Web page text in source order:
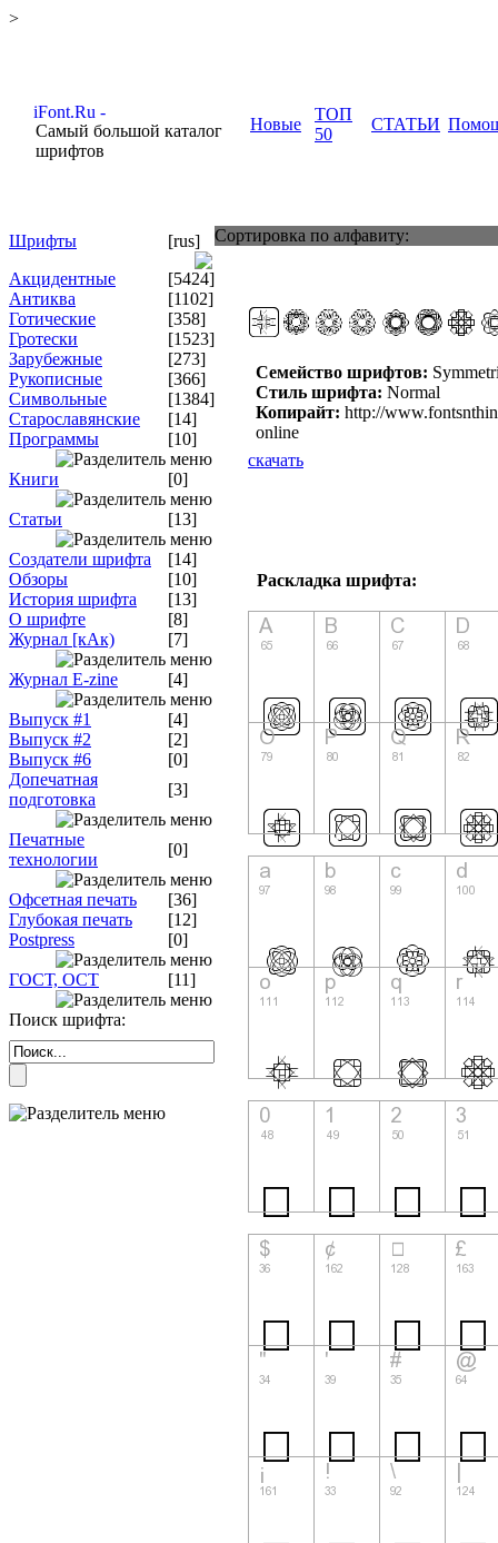
>
Самый большой каталог
шрифтов
Новые
ТОП
50
СТАТЬИ
Шрифты
[rus]
Акцидентные
[5424]
Антиква
[1102]
Готические
[358]
Гротески
[1523]
Зарубежные
[273]
Рукописные
[366]
Символьные
[1384]
Старославянские
[14]
Программы
[10]
Книги [0]
Статьи [13]
Создатели шрифта
[14]
Обзоры
[10]
История шрифта
[13]
О шрифте
[8]
Журнал [кАк)
[7]
Журнал E-zine [4]
Выпуск #1
[4]
Выпуск #2
[2]
Выпуск #6
[0]
Допечатная
подготовка
[3]
Печатные
технологии
[0]
Офсетная печать
[36]
Глубокая печать
[12]
Postpress
[0]
ГОСТ, ОСТ [11]
Поиск шрифта:
Сортировка по алфавиту:
Семейство шрифтов:
Стиль шрифта: Normal
Копирайт: http://
online
скачать
Раскладка шрифта: